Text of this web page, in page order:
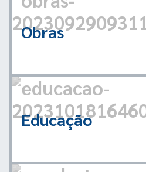
Obras
Educação